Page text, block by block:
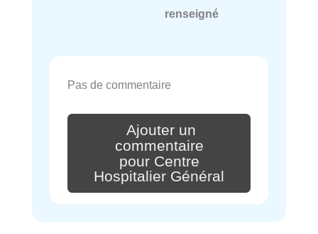
renseigné
Pas de commentaire
Ajouter un
commentaire
pour Centre
Hospitalier Général